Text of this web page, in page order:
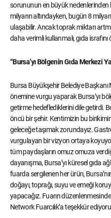
sorununun en büyük nedenlerinden
milyarın altındayken, bugün 8
ulaşabilir. Ancak toprak miktarı
daha verimli kullanmalı, gıda israfını
“Bursa’yı Bölgenin Gıda Merkezi
Bursa Büyükşehir Belediye
önemine vurgu yaparak Bursa’yı
getirme hedeflediklerini dile getirdi.
öncü bir şehir. Kentimizin bu
geleceğe taşımak zorundayız.
vurgulayan bir vizyon ortaya
tüm paydaşların omuz omuza
dayanışma, Bursa’yı küresel gıda
fuarda sergilenen her ürün,
doğayı, toprağı, suyu ve emeği
yapacağız. Fuarın
Network Fuarcılık’a teşekkür